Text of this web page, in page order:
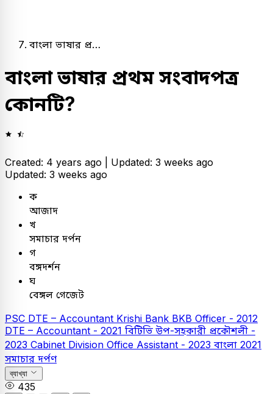
বাংলা ভাষার প্র…
বাংলা ভাষার প্রথম সংবাদপত্র
কোনটি?
Created: 4 years ago | Updated: 3 weeks ago
Updated: 3 weeks ago
ক
আজাদ
খ
সমাচার দর্পন
গ
বঙ্গদর্শন
ঘ
বেঙ্গল গেজেট
PSC DTE – Accountant Krishi Bank BKB Officer - 2012
DTE – Accountant - 2021 বিটিভি উপ-সহকারী প্রকৌশলী -
2023 Cabinet Division Office Assistant - 2023 বাংলা 2021
সমাচার দর্পণ
ব্যাখ্যা
435